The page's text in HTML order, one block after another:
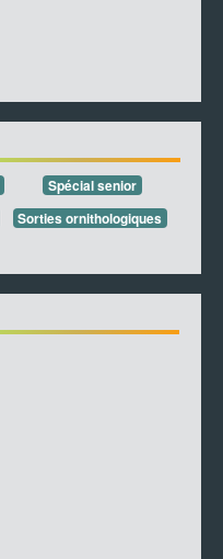
Spécial senior
Sorties ornithologiques